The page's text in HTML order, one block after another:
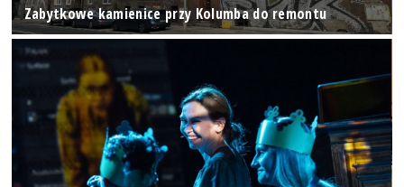
Zabytkowe kamienice przy Kolumba do remontu